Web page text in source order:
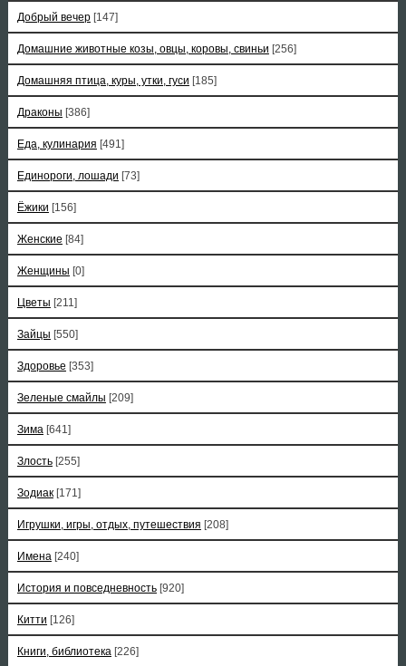
Добрый вечер [147]
Домашние животные козы, овцы, коровы, свиньи [256]
Домашняя птица, куры, утки, гуси [185]
Драконы [386]
Еда, кулинария [491]
Единороги, лошади [73]
Ёжики [156]
Женские [84]
Женщины [0]
Цветы [211]
Зайцы [550]
Здоровье [353]
Зеленые смайлы [209]
Зима [641]
Злость [255]
Зодиак [171]
Игрушки, игры, отдых, путешествия [208]
Имена [240]
История и повседневность [920]
Китти [126]
Книги, библиотека [226]